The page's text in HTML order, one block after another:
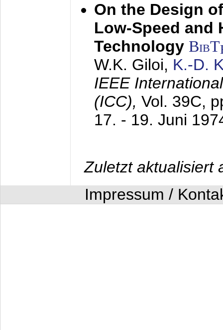
On the Design
Low-Speed and
Technology BibT
W.K. Giloi, K.-D.
IEEE
(ICC), Vol. 39C,
17. - 19. Juni
Zuletzt aktualisiert
Impressum /